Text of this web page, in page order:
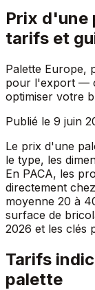
Prix d'une
tarifs et
Palette Europe,
pour l'export —
optimiser votre
Publié le 9 juin
Le prix d'une
le type, les
En PACA, les
directement
moyenne 20 à
surface de
2026 et les clés
Tarifs
palette